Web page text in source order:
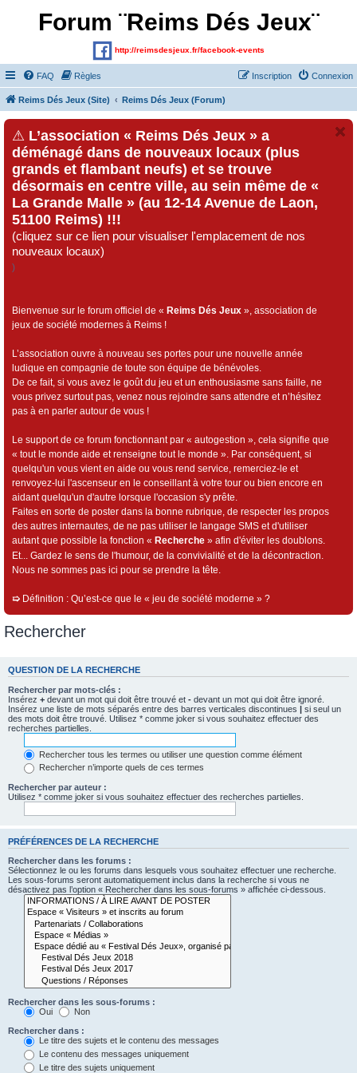
Forum ¨Reims Dés Jeux¨
http://reimsdesjeux.fr/facebook-events
FAQ Règles Connexion
Inscription
Reims Dés Jeux (Site) Reims Dés Jeux (Forum)
⚠ L’association « Reims Dés Jeux » a
déménagé dans de nouveaux locaux (plus
grands et flambant neufs) et se trouve
désormais en centre ville, au sein même de «
La Grande Malle » (au 12-14 Avenue de Laon,
51100 Reims) !!!
(cliquez sur ce lien pour visualiser l'emplacement de nos
nouveaux locaux)
)
Bienvenue sur le forum officiel de « Reims Dés Jeux », association de
jeux de société modernes à Reims !
L’association ouvre à nouveau ses portes pour une nouvelle année
ludique en compagnie de toute son équipe de bénévoles.
De ce fait, si vous avez le goût du jeu et un enthousiasme sans faille, ne
vous privez surtout pas, venez nous rejoindre sans attendre et n’hésitez
pas à en parler autour de vous !
Le support de ce forum fonctionnant par « autogestion », cela signifie que
« tout le monde aide et renseigne tout le monde ». Par conséquent, si
quelqu'un vous vient en aide ou vous rend service, remerciez-le et
renvoyez-lui l'ascenseur en le conseillant à votre tour ou bien encore en
aidant quelqu'un d'autre lorsque l'occasion s'y prête.
Faites en sorte de poster dans la bonne rubrique, de respecter les propos
des autres internautes, de ne pas utiliser le langage SMS et d'utiliser
autant que possible la fonction « Recherche » afin d'éviter les doublons.
Et... Gardez le sens de l'humour, de la convivialité et de la décontraction.
Nous ne sommes pas ici pour se prendre la tête.
➯ Définition : Qu’est-ce que le « jeu de société moderne » ?
Rechercher
QUESTION DE LA RECHERCHE
Rechercher par mots-clés :
Insérez + devant un mot qui doit être trouvé et - devant un mot qui doit être ignoré.
Insérez une liste de mots séparés entre des barres verticales discontinues | si seul un
des mots doit être trouvé. Utilisez * comme joker si vous souhaitez effectuer des
recherches partielles.
Rechercher tous les termes ou utiliser une question comme élément
Rechercher n’importe quels de ces termes
Rechercher par auteur :
Utilisez * comme joker si vous souhaitez effectuer des recherches partielles.
PRÉFÉRENCES DE LA RECHERCHE
Rechercher dans les forums :
Sélectionnez le ou les forums dans lesquels vous souhaitez effectuer une recherche.
Les sous-forums seront automatiquement inclus dans la recherche si vous ne
désactivez pas l’option « Rechercher dans les sous-forums » affichée ci-dessous.
Rechercher dans les sous-forums :
Oui
Non
Rechercher dans :
Le titre des sujets et le contenu des messages
Le contenu des messages uniquement
Le titre des sujets uniquement